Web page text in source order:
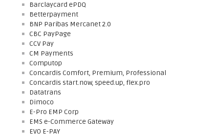
Barclaycard ePDQ
Betterpayment
BNP Paribas Mercanet 2.0
CBC PayPage
CCV Pay
CM Payments
Computop
Concardis Comfort, Premium, Professional
Concardis start.now, speed.up, flex.pro
Datatrans
Dimoco
E-Pro EMP Corp
EMS e-Commerce Gateway
EVO E-PAY